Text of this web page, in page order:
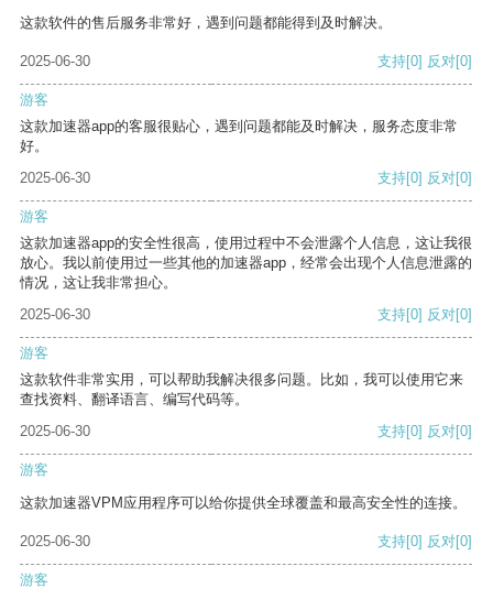
这款软件的售后服务非常好，遇到问题都能得到及时解决。
2025-06-30 支持[0] 反对[0]
游客
这款加速器app的客服很贴心，遇到问题都能及时解决，服务态度非常
好。
2025-06-30
支持[0] 反对[0]
游客
这款加速器app的安全性很高，使用过程中不会泄露个人信息，这让我很
放心。我以前使用过一些其他的加速器app，经常会出现个人信息泄露的
情况，这让我非常担心。
2025-06-30
支持[0] 反对[0]
游客
这款软件非常实用，可以帮助我解决很多问题。比如，我可以使用它来
查找资料、翻译语言、编写代码等。
2025-06-30
支持[0] 反对[0]
游客
这款加速器VPM应用程序可以给你提供全球覆盖和最高安全性的连接。
2025-06-30 支持[0] 反对[0]
游客